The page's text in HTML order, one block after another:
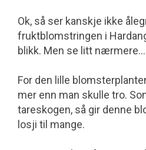
Ok, så ser kanskje ikke
fruktblomstringen i
blikk. Men se litt nærmere...
For den lille
mer enn man skulle tro.
tareskogen, så gir denne
losji til mange.